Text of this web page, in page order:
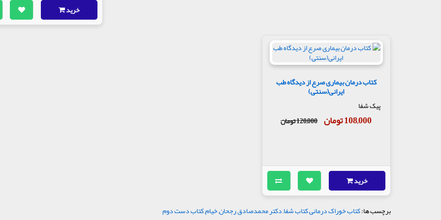
خرید
کتاب درمان بیماری صرع از دیدگاه طب
ایرانی(سنتی)
پیک شفا
108,000 تومان 120,000 تومان
خرید
برچسب ها:کتاب خوراک درمانی کتاب شفا,دکتر محمدصادق رجحان,خیام,کتاب دست دوم